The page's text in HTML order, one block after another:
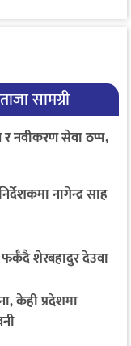
ताजा सामग्री
नवीकरण सेवा ठप्प,
नागेन्द्र साह
शेरबहादुर देउवा
केही प्रदेशमा